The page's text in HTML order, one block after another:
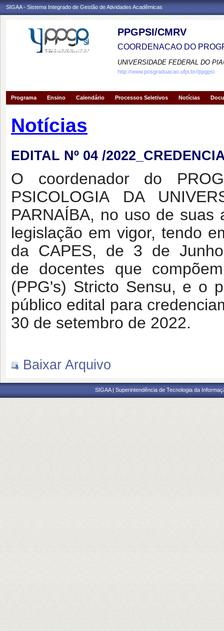
SIGAA - Sistema Integrado de Gestão de Atividades Acadêmicas
PPGPSI/CMRV
COORDENACAO DO
UNIVERSIDADE FEDERAL DO
http://www.posgraduacao.ufpi.br//ppgpsi
Programa Ensino Calendário Processos Seletivos Notícias
Notícias
EDITAL Nº 04 /
O coordenador do
PSICOLOGIA DA
PARNAÍBA, no uso de
legislação em vigor, tendo
da CAPES, de 3 de
de docentes que
(PPG's) Stricto Sensu, e o
público edital para
30 de setembro de 2022.
Baixar Arquivo
SIGAA | Superintendência de Tecnologia da